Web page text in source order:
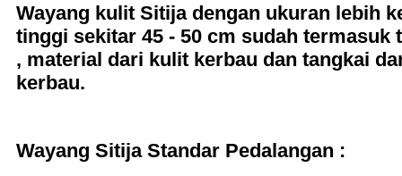
Wayang kulit Sitija dengan ukuran lebih
tinggi sekitar 45 - 50 cm sudah termasuk
, material dari kulit kerbau dan tangkai
kerbau.
Wayang Sitija Standar Pedalangan :